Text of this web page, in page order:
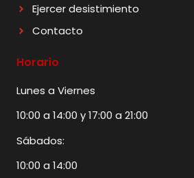
Ejercer desistimiento
Contacto
Horario
Lunes a Viernes
10:00 a 14:00 y 17:00 a 21:00
Sábados:
10:00 a 14:00